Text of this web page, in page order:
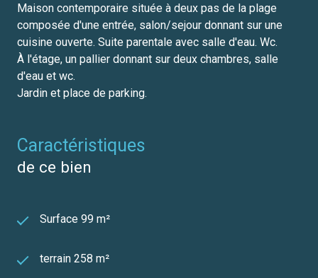
Maison contemporaire située à deux pas de la plage
composée d'une entrée, salon/sejour donnant sur une
cuisine ouverte. Suite parentale avec salle d'eau. Wc.
À l'étage, un pallier donnant sur deux chambres, salle
d'eau et wc.
Jardin et place de parking.
caractéristiques
de ce bien
Surface 99 m²
terrain 258 m²